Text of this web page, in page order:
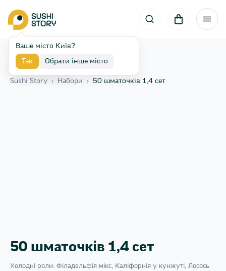
Ваше місто Київ?
Так Обрати інше місто
Назад
Sushi Story › Набори › 50 шматочків 1,4 сет
50 шматочків 1,4 сет
Холодні роли: Філадельфія мікс, Каліфорнія у кунжуті, Лосось